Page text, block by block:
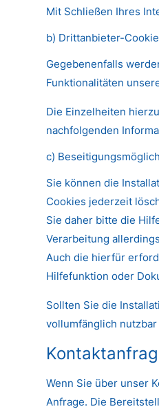
Mit Schließen Ihres
b) Drittanbieter-
Gegebenenfalls
Funktionalitäten
Die Einzelheiten
nachfolgenden
c)
Sie können die
Cookies jederzeit
Sie daher bitte die
Verarbeitung
Auch die hierfür
Hilfefunktion oder
Sollten Sie die
vollumfänglich nutzbar
Wenn Sie über unser
Anfrage. Die